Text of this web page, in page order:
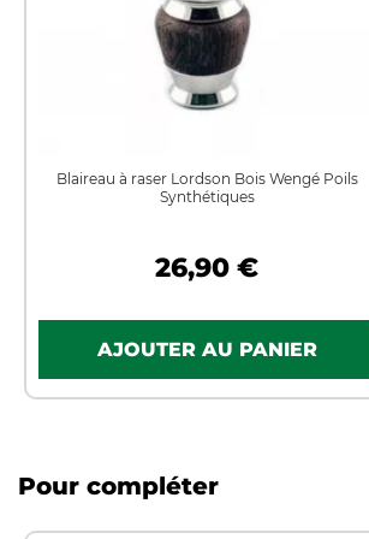
Blaireau à raser Lordson Bois Wengé Poils
Synthétiques
26,90 €
Pour compléter